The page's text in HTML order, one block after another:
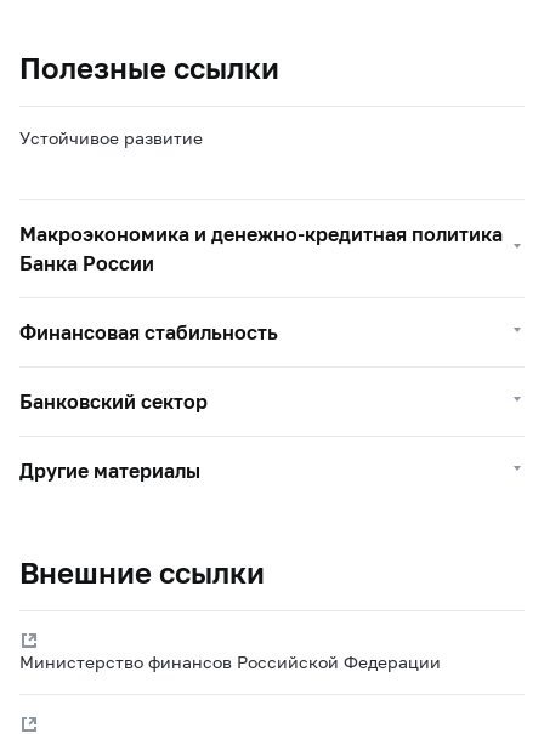
Полезные ссылки
Устойчивое развитие
Макроэкономика и денежно-кредитная политика
Банка России
Финансовая стабильность
Банковский сектор
Другие материалы
Внешние ссылки
Министерство финансов Российской Федерации